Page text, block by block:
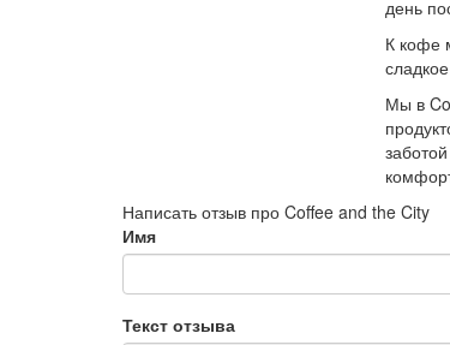
день
К кофе
Мы в
Написать отзыв про Coffee and the City
Имя
Текст отзыва